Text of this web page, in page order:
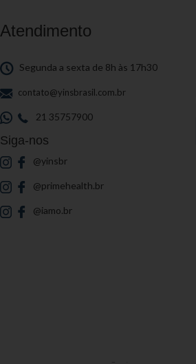
Atendimento
Segunda a sexta de 8h às 17h30
contato@yinsbrasil.com.br
21 35757900
Siga-nos
@yinsbr
@primehealth.br
@iamo.br